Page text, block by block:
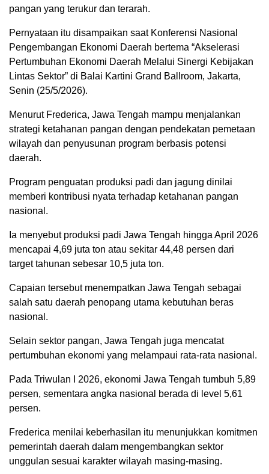
pangan yang terukur dan terarah.
Pernyataan itu disampaikan saat Konferensi Nasional
Pengembangan Ekonomi Daerah bertema “Akselerasi
Pertumbuhan Ekonomi Daerah Melalui Sinergi Kebijakan
Lintas Sektor” di Balai Kartini Grand Ballroom, Jakarta,
Senin (25/5/2026).
Menurut Frederica, Jawa Tengah mampu menjalankan
strategi ketahanan pangan dengan pendekatan pemetaan
wilayah dan penyusunan program berbasis potensi
daerah.
Program penguatan produksi padi dan jagung dinilai
memberi kontribusi nyata terhadap ketahanan pangan
nasional.
Ia menyebut produksi padi Jawa Tengah hingga April 2026
mencapai 4,69 juta ton atau sekitar 44,48 persen dari
target tahunan sebesar 10,5 juta ton.
Capaian tersebut menempatkan Jawa Tengah sebagai
salah satu daerah penopang utama kebutuhan beras
nasional.
Selain sektor pangan, Jawa Tengah juga mencatat
pertumbuhan ekonomi yang melampaui rata-rata nasional.
Pada Triwulan I 2026, ekonomi Jawa Tengah tumbuh 5,89
persen, sementara angka nasional berada di level 5,61
persen.
Frederica menilai keberhasilan itu menunjukkan komitmen
pemerintah daerah dalam mengembangkan sektor
unggulan sesuai karakter wilayah masing-masing.